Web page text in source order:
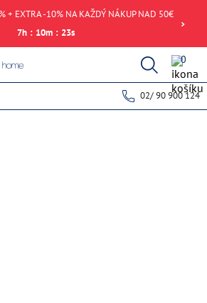
+ EXTRA -10% NA KAŽDÝ NÁKUP NAD 50€
7h : 10m : 23s
0
02/ 90 900 124